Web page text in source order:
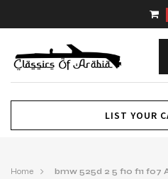
LIST YOUR
Home bmw 525d 2 5 f10 f11 f07